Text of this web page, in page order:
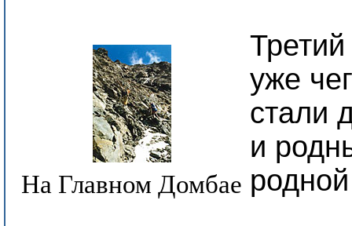
На Главном Домбае
уже
стали
и